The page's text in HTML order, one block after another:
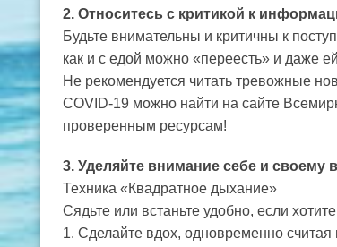
2. Относитесь с критикой к
Будьте внимательны и критичны к
как и с едой можно «переесть» и даже
Не рекомендуется читать тревожные
COVID-19 можно найти на сайте
проверенным ресурсам!
3. Уделяйте внимание себе и своему
Техника «Квадратное дыхание»
Сядьте или встаньте удобно, если
1. Сделайте вдох, одновременно